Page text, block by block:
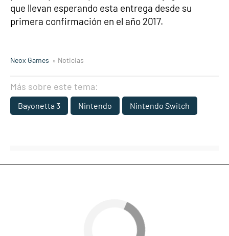
que llevan esperando esta entrega desde su
primera confirmación en el año 2017.
Neox Games » Noticias
Más sobre este tema:
Bayonetta 3 Nintendo Nintendo Switch